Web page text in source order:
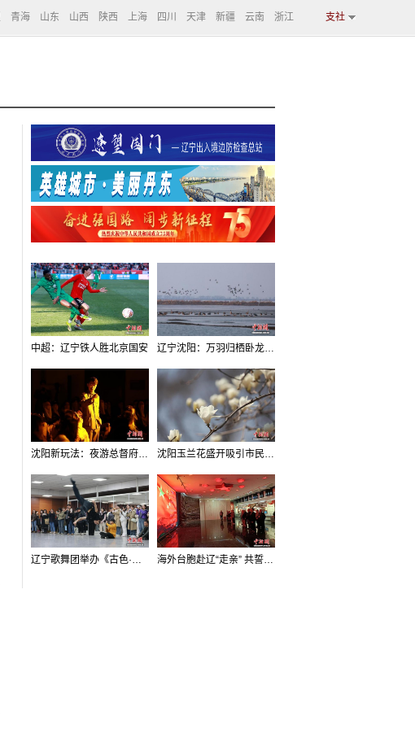
青海 山东 山西 陕西 上海 四川 天津 新疆 云南 浙江 支社
中超：辽宁铁人胜北京国安 辽宁沈阳：万羽归栖卧龙湖看群鸟齐飞
沈阳新玩法：夜游总督府，当一回“赴宴者” 沈阳玉兰花盛开吸引市民打卡
辽宁歌舞团举办《古色·国宝辽宁》排练开放日活动 海外台胞赴辽“走亲” 共誓“和平初心”